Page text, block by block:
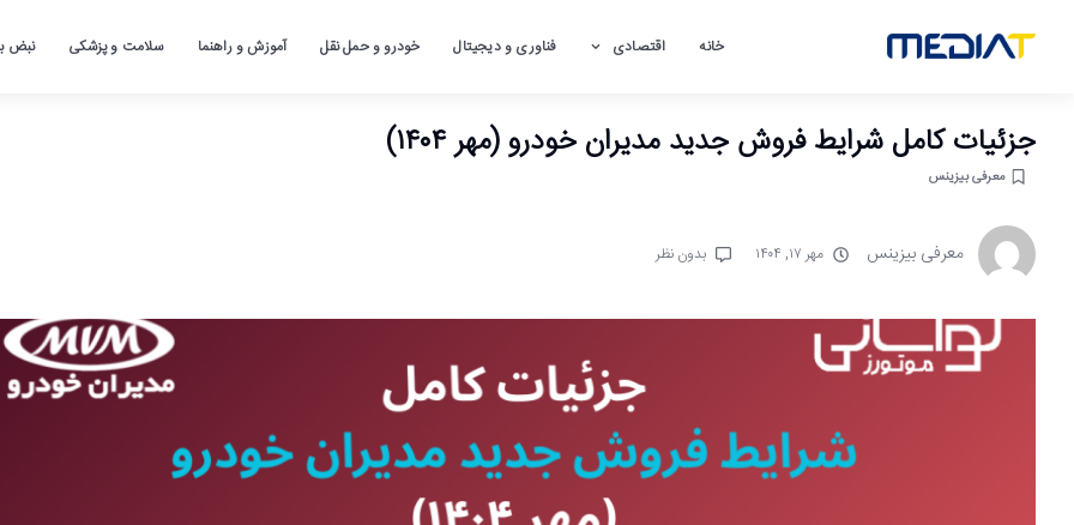
خانه اقتصادی فناوری و دیجیتال خودرو و حمل نقل آموزش و راهنما سلامت و پزشکی نبض
جزئیات کامل شرایط فروش جدید مدیران خودرو (مهر ۱۴۰۴)
معرفی بیزینس
معرفی بیزینس مهر ۱۷, ۱۴۰۴ بدون نظر